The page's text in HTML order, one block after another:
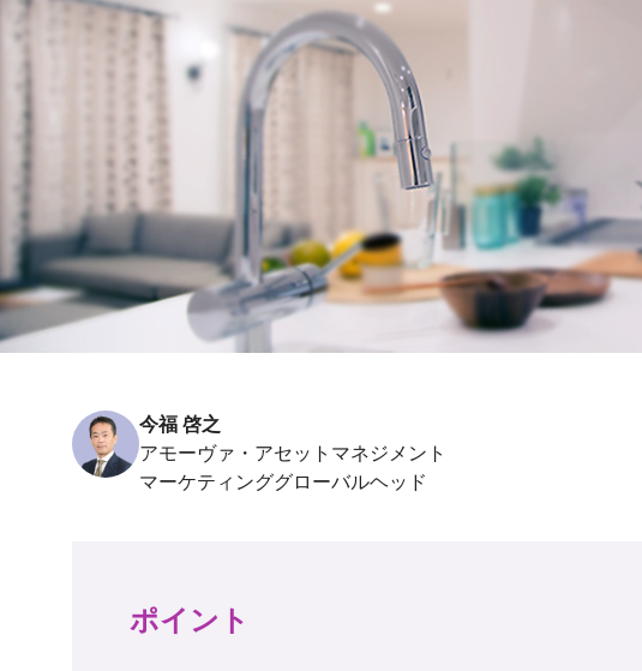
今福 啓之
アモーヴァ・アセットマネジメント
ポイント